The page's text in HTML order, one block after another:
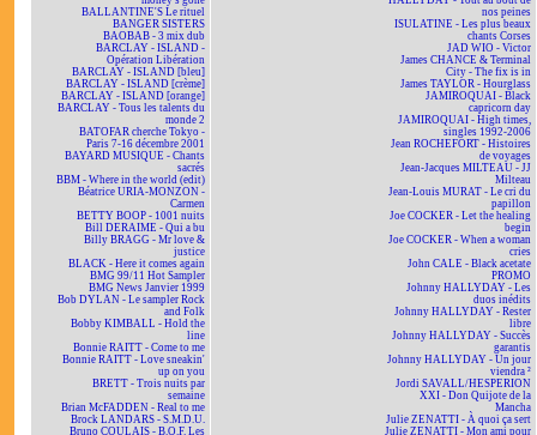
BALLANTINE'S Le rituel
BANGER SISTERS
BAOBAB - 3 mix dub
BARCLAY - ISLAND -
Opération Libération
BARCLAY - ISLAND [bleu]
BARCLAY - ISLAND [crème]
BARCLAY - ISLAND [orange]
BARCLAY - Tous les talents du
monde 2
BATOFAR cherche Tokyo -
Paris 7-16 décembre 2001
BAYARD MUSIQUE - Chants
sacrés
BBM - Where in the world (edit)
Béatrice URIA-MONZON -
Carmen
BETTY BOOP - 1001 nuits
Bill DERAIME - Qui a bu
Billy BRAGG - Mr love &
justice
BLACK - Here it comes again
BMG 99/11 Hot Sampler
BMG News Janvier 1999
Bob DYLAN - Le sampler Rock
and Folk
Bobby KIMBALL - Hold the
line
Bonnie RAITT - Come to me
Bonnie RAITT - Love sneakin'
up on you
BRETT - Trois nuits par
semaine
Brian McFADDEN - Real to me
Brock LANDARS - S.M.D.U.
Bruno COULAIS - B.O.F. Les
nos peines
ISULATINE - Les plus beaux
chants Corses
JAD WIO - Victor
James CHANCE & Terminal
City - The fix is in
James TAYLOR - Hourglass
JAMIROQUAI - Black
capricorn day
JAMIROQUAI - High times,
singles 1992-2006
Jean ROCHEFORT - Histoires
de voyages
Jean-Jacques MILTEAU - JJ
Milteau
Jean-Louis MURAT - Le cri du
papillon
Joe COCKER - Let the healing
begin
Joe COCKER - When a woman
cries
John CALE - Black acetate
PROMO
Johnny HALLYDAY - Les
duos inédits
Johnny HALLYDAY - Rester
libre
Johnny HALLYDAY - Succès
garantis
Johnny HALLYDAY - Un jour
viendra ²
Jordi SAVALL/HESPERION
XXI - Don Quijote de la
Mancha
Julie ZENATTI - À quoi ça sert
Julie ZENATTI - Mon ami pour